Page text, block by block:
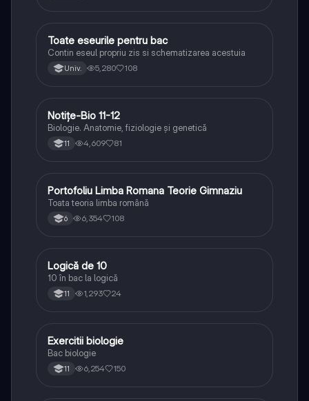
Limba și literatura română
Toate eseurile pentru bac
Contin eseul propriu zis si schematizarea acestuia
Univ. 5,280 108
Biologie
Notițe-Bio 11-12
Biologie. Anatomie, fiziologie și genetică
11 4,609 81
Limba și literatura română
Portofoliu Limba Romana Teorie Gimnaziu
Toata teoria limba română
6 6,354 108
Logică
Logică de 10
10 în bac la logică
11 1,293 24
EBiologie
Exercitii biologie
Bac biologie
11 6,254 150